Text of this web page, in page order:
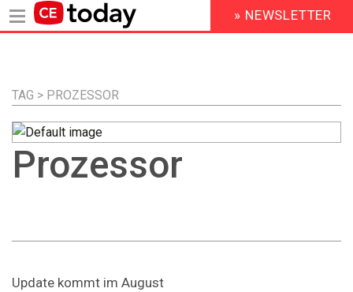
Inhalt
HEADER
MENU
» NEWSLETTER
TAG > PROZESSOR
Prozessor
Update kommt im August